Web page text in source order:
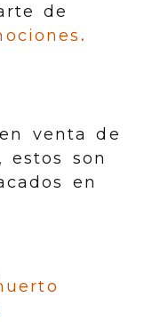
de
.
venta de
estos son
en